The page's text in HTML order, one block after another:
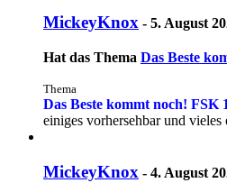
MickeyKnox - 5. August
Hat das Thema Das Beste
Thema
Das Beste kommt noch! FSK
einiges vorhersehbar und
MickeyKnox - 4. August